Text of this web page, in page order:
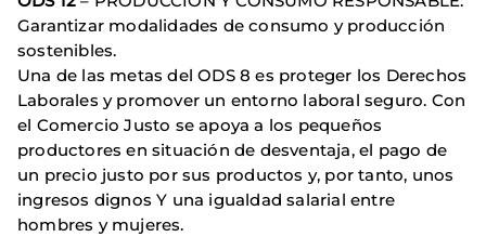
Garantizar modalidades de consumo y producción
sostenibles.
Una de las metas del ODS 8 es proteger los Derechos
Laborales y promover un entorno laboral seguro. Con
el Comercio Justo se apoya a los pequeños
productores en situación de desventaja, el pago de
un precio justo por sus productos y, por tanto, unos
ingresos dignos Y una igualdad salarial entre
hombres y mujeres.